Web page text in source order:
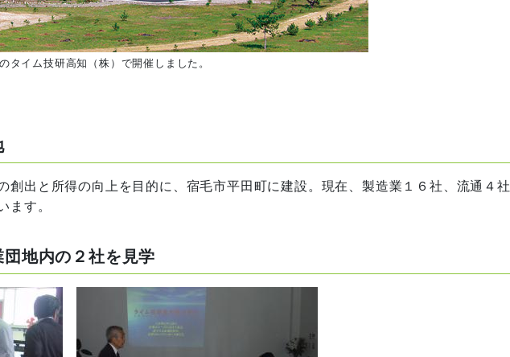
タイム技研高知（株）で開催しました。
出と所得の向上を目的に、宿毛市平田町に建設。現在、製造業１６社、流通４社
ます。
地内の２社を見学